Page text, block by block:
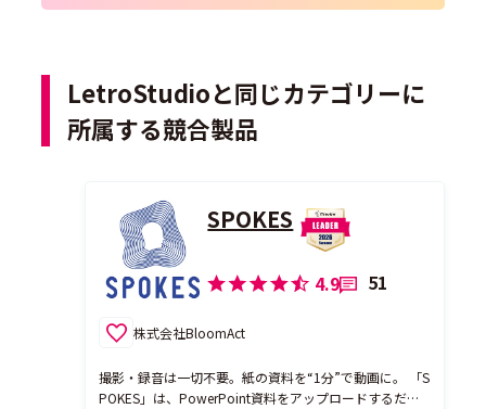
LetroStudioと同じカテゴリーに
所属する競合製品
SPOKES
4.9 51
株式会社BloomAct
撮影・録音は一切不要。紙の資料を“1分”で動画に。 「S
POKES」は、PowerPoint資料をアップロードするだけ